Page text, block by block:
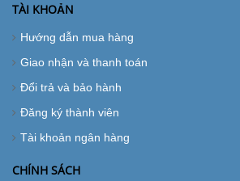
TÀI KHOẢN
Hướng dẫn mua hàng
Giao nhận và thanh toán
Đổi trả và bảo hành
Đăng ký thành viên
Tài khoản ngân hàng
CHÍNH SÁCH